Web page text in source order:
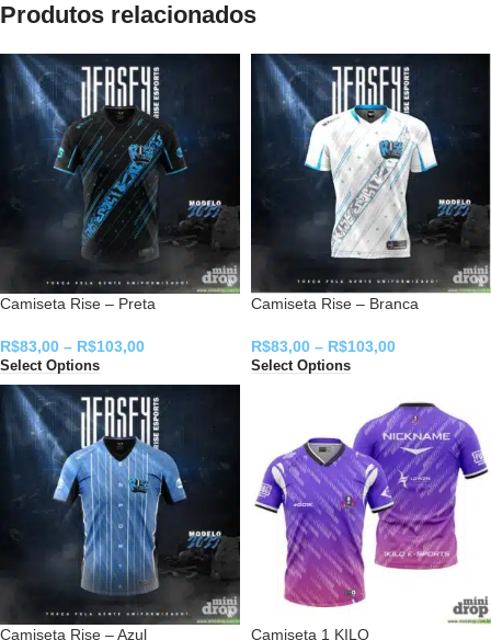
Produtos relacionados
Camiseta Rise – Preta
R$83,00 – R$103,00
Select Options
Camiseta Rise – Branca
R$83,00 – R$103,00
Select Options
Camiseta Rise – Azul Camiseta 1 KILO